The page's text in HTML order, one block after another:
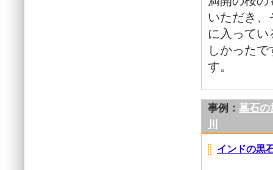
いただき、
に入って
しかった
す。
事例： 墓石の
川
インドの黒